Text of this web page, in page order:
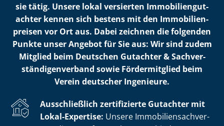
sie tätig. Unsere lokal versierten Im­mo­bi­li­en­gut­
ach­ter kennen sich bestens mit den Im­mo­bi­li­en­
prei­sen vor Ort aus. Dabei zeichnen die folgenden
Punkte unser Angebot für Sie aus: Wir sind zudem
Mitglied beim Deutschen Gutachter & Sach­ver­
stän­di­gen­ver­band sowie Fördermitglied beim
Verein deutscher Ingenieure.
Ausschließlich zertifizierte Gutachter mit
Lokal-Expertise: Unsere Im­mo­bi­li­en­sach­ver­